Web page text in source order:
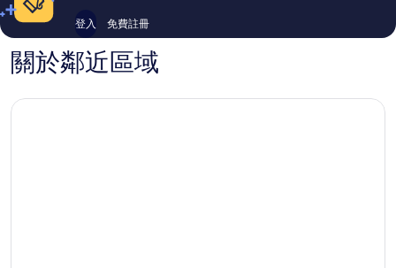
評
登入 免費註冊
關於鄰近區域